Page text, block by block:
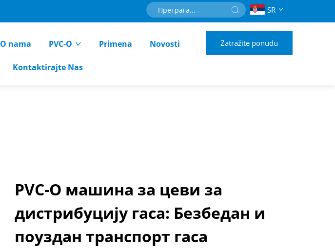
SR
O nama PVC-O Primena Novosti
Kontaktirajte Nas
Zatražite ponudu
PVC-O машина за цеви за
дистрибуцију гаса: Безбедан и
поуздан транспорт гаса